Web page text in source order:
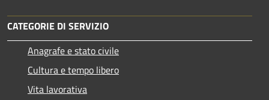
CATEGORIE DI SERVIZIO
Anagrafe e stato civile
Cultura e tempo libero
Vita lavorativa